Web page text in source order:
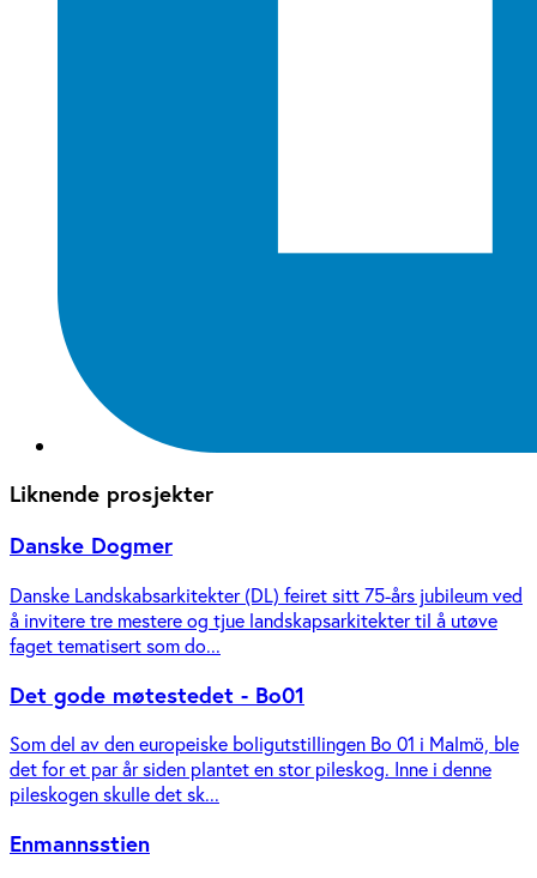
Liknende prosjekter
Danske Dogmer
Danske Landskabsarkitekter (DL) feiret sitt 75-års jubileum ved
å invitere tre mestere og tjue landskapsarkitekter til å utøve
faget tematisert som do...
Det gode møtestedet - Bo01
Som del av den europeiske boligutstillingen Bo 01 i Malmö, ble
det for et par år siden plantet en stor pileskog. Inne i denne
pileskogen skulle det sk...
Enmannsstien